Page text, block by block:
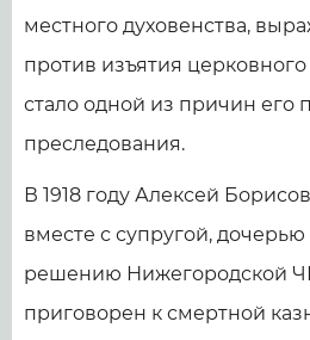
местного духовенства,
против изъятия
стало одной из причин его
преследования.
В 1918 году Алексей
вместе с супругой,
решению Нижегородской
приговорен к смертной